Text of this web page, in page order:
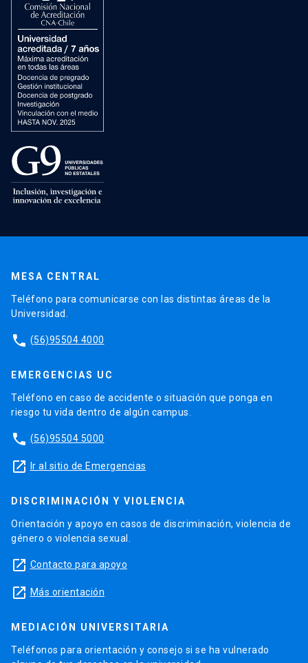
MESA CENTRAL
Teléfono para comunicarse con las distintas áreas de la
Universidad.
phone (56)95504 4000
EMERGENCIAS UC
Teléfono en caso de accidente o situación que ponga en
riesgo tu vida dentro de algún campus.
phone (56)95504 5000
launch Ir al sitio de Emergencias
DISCRIMINACIÓN Y VIOLENCIA
Orientación y apoyo en casos de discriminación, violencia de
género o violencia sexual.
launch Contacto para apoyo
launch Más orientación
MEDIACIÓN UNIVERSITARIA
Teléfonos para orientación y consejo si se ha vulnerado